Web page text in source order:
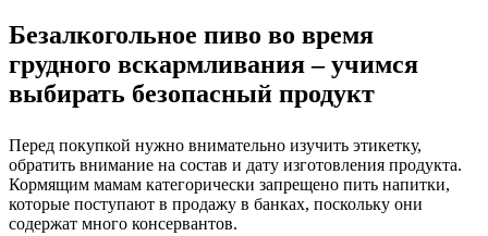
Безалкогольное пиво во время
грудного вскармливания – учимся
выбирать безопасный продукт
Перед покупкой нужно внимательно изучить этикетку,
обратить внимание на состав и дату изготовления продукта.
Кормящим мамам категорически запрещено пить напитки,
которые поступают в продажу в банках, поскольку они
содержат много консервантов.